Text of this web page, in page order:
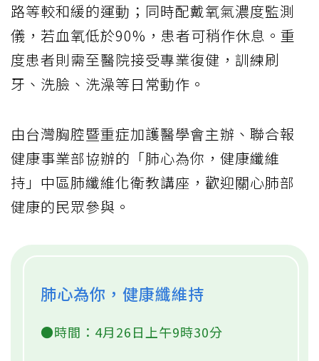
路等較和緩的運動；同時配戴氧氣濃度監測
儀，若血氧低於90%，患者可稍作休息。重
度患者則需至醫院接受專業復健，訓練刷
牙、洗臉、洗澡等日常動作。
由台灣胸腔暨重症加護醫學會主辦、聯合報
健康事業部協辦的「肺心為你，健康纖維
持」中區肺纖維化衛教講座，歡迎關心肺部
健康的民眾參與。
肺心為你，健康纖維持
●時間：4月26日上午9時30分